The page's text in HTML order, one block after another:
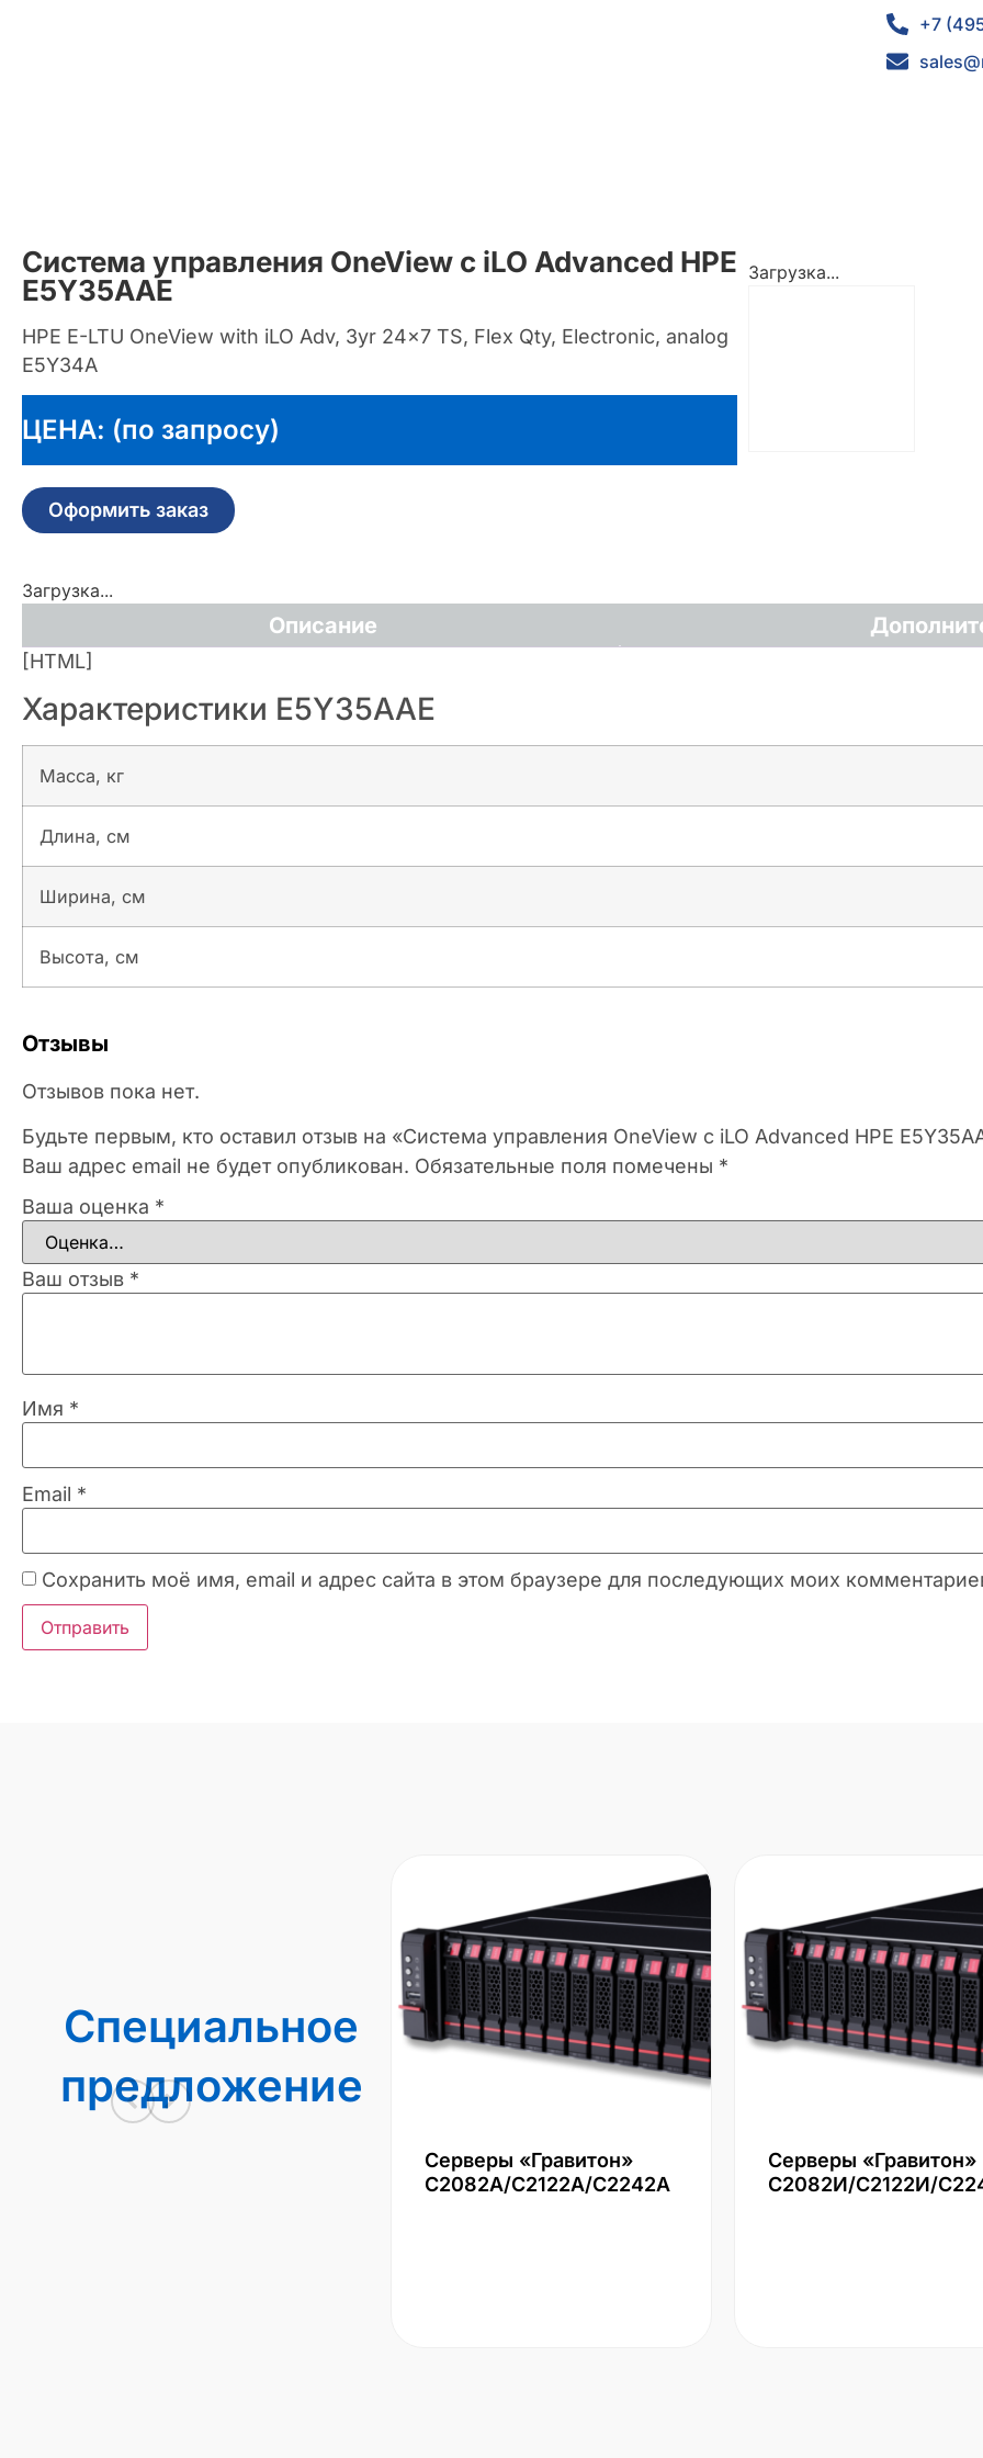
+7
Система управления OneView с iLO Advanced HPE
E5Y35AAE
HPE E-LTU OneView with iLO Adv, 3yr 24×7 TS, Flex Qty, Electronic, analog
E5Y34A
ЦЕНА: (по запросу)
Оформить заказ
Загрузка...
Загрузка...
Описание
[HTML]
Характеристики E5Y35AAE
Масса, кг
Длина, см
Ширина, см
Высота, см
Отзывы
Отзывов пока нет.
Будьте первым, кто оставил отзыв на «Система управления OneView с iLO Advanced HPE
Ваш адрес email не будет опубликован. Обязательные поля помечены *
Ваша оценка *
Ваш отзыв *
Имя *
Email *
Сохранить моё имя, email и адрес сайта в этом браузере для последующих моих
Специальное
предложение
Серверы «Гравитон»
С2082А/С2122А/С2242А
Серверы «Гравитон»
С2082И/С2122И/